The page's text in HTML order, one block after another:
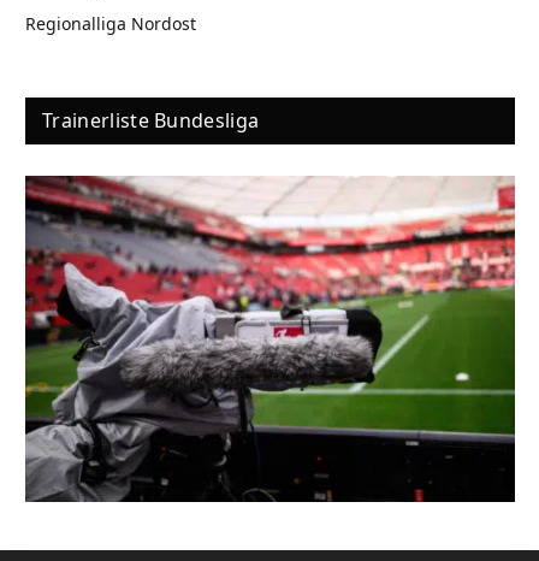
Regionalliga Nordost
Trainerliste Bundesliga